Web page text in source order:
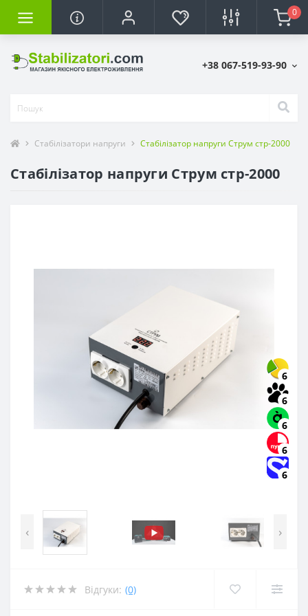
0
+38 067-519-93-90
Стабілізатори напруги Стабілізатор напруги Струм стр-2000
Стабілізатор напруги Струм стр-2000
6
6
6
6
6
‹ ›
Відгуки: (0)